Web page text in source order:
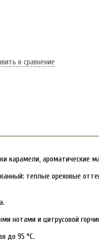
в сравнение
карамели, ароматические
теплые ореховые
нотами и цитрусовой
до 95 °C.